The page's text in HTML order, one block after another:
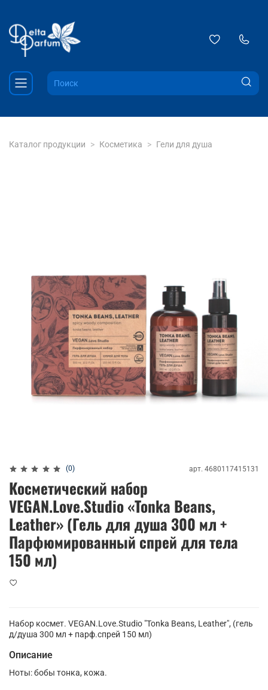
Каталог продукции Косметика Гели для душа
(0) арт. 4680117415131
Косметический набор
VEGAN.Love.Studio «Tonka Beans,
Leather» (Гель для душа 300 мл +
Парфюмированный спрей для тела
150 мл)
Набор космет. VEGAN.Love.Studio "Tonka Beans, Leather", (гель
д/душа 300 мл + парф.спрей 150 мл)
Описание
Ноты: бобы тонка, кожа.